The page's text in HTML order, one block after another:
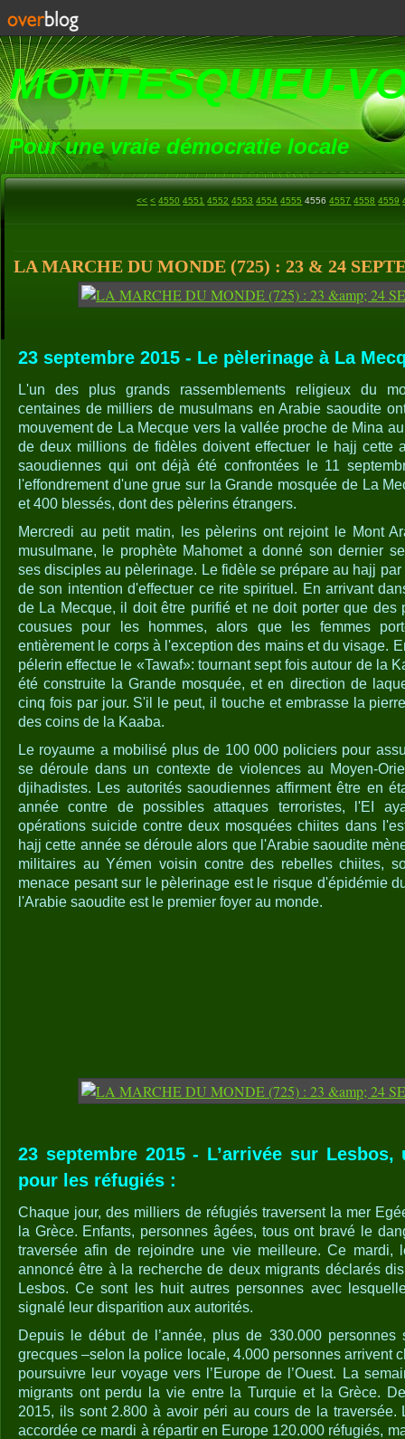
MONTESQUIEU-
Pour une vraie démocratie locale
<< < 4500
4510
4520
4530
4540
4550 4551 4552 4553 4554 4555 4556 4557 4558 4559
LA MARCHE DU MONDE (725) : 23 & 24
23 septembre 2015 - Le pèlerinage à La
L'un des plus grands rassemblements religieux du
centaines de milliers de musulmans en Arabie saoudite
mouvement de La Mecque vers la vallée proche de Mina
de deux millions de fidèles doivent effectuer le hajj cette
saoudiennes qui ont déjà été confrontées le 11
l'effondrement d'une grue sur la Grande mosquée de La
et 400 blessés, dont des pèlerins étrangers.
Mercredi au petit matin, les pèlerins ont rejoint le Mont
musulmane, le prophète Mahomet a donné son dernier
ses disciples au pèlerinage. Le fidèle se prépare au hajj
de son intention d'effectuer ce rite spirituel. En arrivant
de La Mecque, il doit être purifié et ne doit porter que des
cousues pour les hommes, alors que les femmes
entièrement le corps à l'exception des mains et du visage.
pélerin effectue le «Tawaf»: tournant sept fois autour de la
été construite la Grande mosquée, et en direction de
cinq fois par jour. S'il le peut, il touche et embrasse la
des coins de la Kaaba.
Le royaume a mobilisé plus de 100 000 policiers pour
se déroule dans un contexte de violences au Moyen-
djihadistes. Les autorités saoudiennes affirment être en
année contre de possibles attaques terroristes, l'EI
opérations suicide contre deux mosquées chiites dans
hajj cette année se déroule alors que l'Arabie saoudite
militaires au Yémen voisin contre des rebelles chiites,
menace pesant sur le pèlerinage est le risque d'épidémie
l'Arabie saoudite est le premier foyer au monde.
23 septembre 2015 - L’arrivée sur Lesbos,
pour les réfugiés :
Chaque jour, des milliers de réfugiés traversent la mer
la Grèce. Enfants, personnes âgées, tous ont bravé le
traversée afin de rejoindre une vie meilleure. Ce mardi,
annoncé être à la recherche de deux migrants déclarés
Lesbos. Ce sont les huit autres personnes avec
signalé leur disparition aux autorités.
Depuis le début de l’année, plus de 330.000
grecques –selon la police locale, 4.000 personnes arrivent
poursuivre leur voyage vers l’Europe de l’Ouest. La
migrants ont perdu la vie entre la Turquie et la Grèce.
2015, ils sont 2.800 à avoir péri au cours de la traversée.
accordée ce mardi à répartir en Europe 120.000 réfugiés,